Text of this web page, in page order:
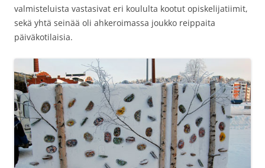
valmisteluista vastasivat eri koululta kootut opiskelijatiimit,
sekä yhtä seinää oli ahkeroimassa joukko reippaita
päiväkotilaisia.